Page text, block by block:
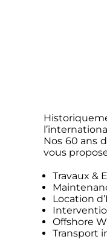
Nos 60 ans
vous
Travaux &
Location
Offshore
Transport